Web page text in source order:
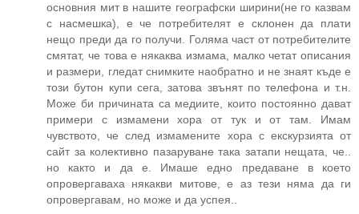
основния мит в нашите географски ширини(не го казвам
с насмешка), е че потребителят е склонен да плати
нещо преди да го получи. Голяма част от потребителите
смятат, че това е някаква измама, малко четат описания
и размери, гледат снимките наобратно и не знаят къде е
този бутон купи сега, затова звънят по телефона и т.н.
Може би причината са медиите, които постоянно дават
примери с измамени хора от тук и от там. Имам
чувството, че след измамените хора с екскурзията от
сайт за колективно пазаруване така затапи нещата, че..
но както и да е. Имаше едно предаване в което
опровергаваха някакви митове, е аз тези няма да ги
опровергавам, но може и да успея..